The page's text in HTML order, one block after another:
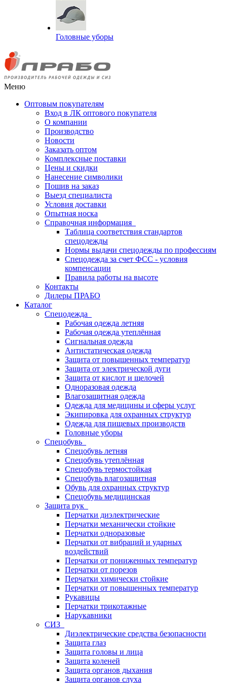
Головные уборы
Меню
Оптовым покупателям
Вход в ЛК оптового покупателя
О компании
Производство
Новости
Заказать оптом
Комплексные поставки
Цены и скидки
Нанесение символики
Пошив на заказ
Выезд специалиста
Условия доставки
Опытная носка
Справочная информация
Таблица соответствия стандартов
спецодежды
Нормы выдачи спецодежды по профессиям
Спецодежда за счет ФСС - условия
компенсации
Правила работы на высоте
Контакты
Дилеры ПРАБО
Каталог
Спецодежда
Рабочая одежда летняя
Рабочая одежда утеплённая
Сигнальная одежда
Антистатическая одежда
Защита от повышенных температур
Защита от электрической дуги
Защита от кислот и щелочей
Одноразовая одежда
Влагозащитная одежда
Одежда для медицины и сферы услуг
Экипировка для охранных структур
Одежда для пищевых производств
Головные уборы
Спецобувь
Спецобувь летняя
Спецобувь утеплённая
Спецобувь термостойкая
Спецобувь влагозащитная
Обувь для охранных структур
Спецобувь медицинская
Защита рук
Перчатки диэлектрические
Перчатки механически стойкие
Перчатки одноразовые
Перчатки от вибраций и ударных
воздействий
Перчатки от пониженных температур
Перчатки от порезов
Перчатки химически стойкие
Перчатки от повышенных температур
Рукавицы
Перчатки трикотажные
Нарукавники
СИЗ
Диэлектрические средства безопасности
Защита глаз
Защита головы и лица
Защита коленей
Защита органов дыхания
Защита органов слуха